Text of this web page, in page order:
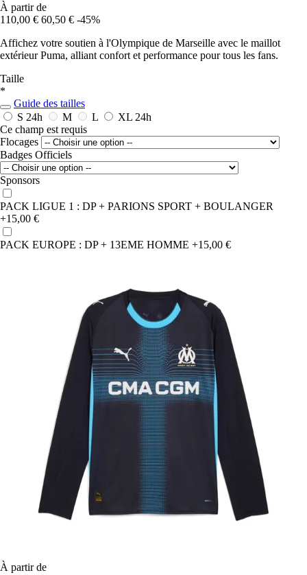
À partir de
110,00 € 60,50 € -45%
Affichez votre soutien à l'Olympique de Marseille avec le maillot
extérieur Puma, alliant confort et performance pour tous les fans.
Taille
*
Guide des tailles
S 24h M L XL 24h
Ce champ est requis
Flocages
Badges Officiels
Sponsors
PACK LIGUE 1 : DP + PARIONS SPORT + BOULANGER
+15,00 €
PACK EUROPE : DP + 13EME HOMME +15,00 €
À partir de